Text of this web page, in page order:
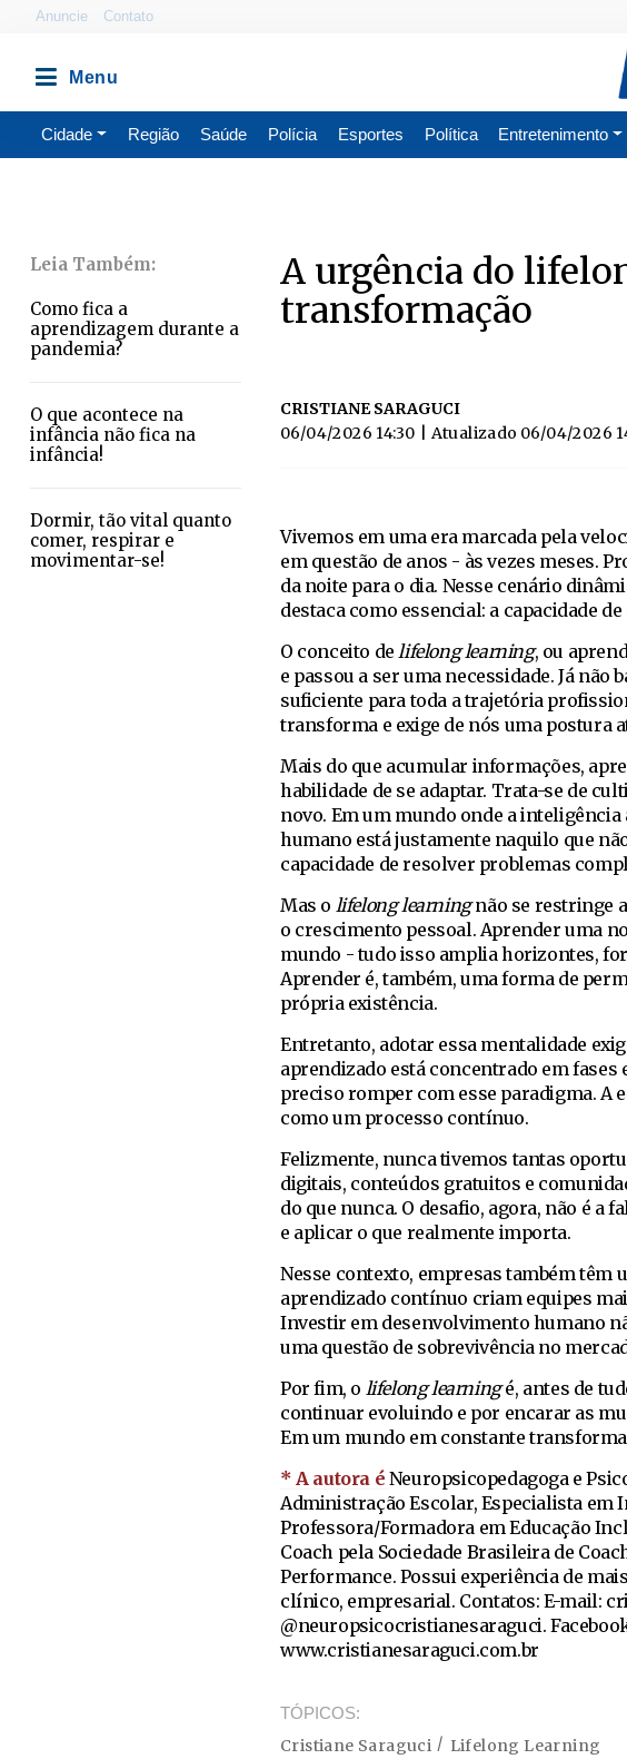
Anuncie Contato
Cidade Região Saúde Polícia Esportes Política Entretenimento
Como fica a
aprendizagem durante a
pandemia?
O que acontece na
infância não fica na
infância!
Dormir, tão vital quanto
comer, respirar e
movimentar-se!
A urgência do
transformação
CRISTIANE SARAGUCI
06/04/2026 14:30
| Atualizado 06/04/2026
Vivemos em uma era marcada pela
em questão de anos - às vezes meses.
da noite para o dia. Nesse cenário
destaca como essencial: a capacidade
O conceito delifelong learning, ou
e passou a ser uma necessidade. Já
suficiente para toda a trajetória
transforma e exige de nós uma postura
Mais do que acumular informações,
habilidade de se adaptar. Trata-se de
novo. Em um mundo onde a
humano está justamente naquilo que
capacidade de resolver problemas
Mas o lifelong learningnão se restringe
o crescimento pessoal. Aprender uma
mundo - tudo isso amplia horizontes,
Aprender é, também, uma forma de
própria existência.
Entretanto, adotar essa mentalidade
aprendizado está concentrado em
preciso romper com esse paradigma. A
como um processo contínuo.
Felizmente, nunca tivemos tantas
digitais, conteúdos gratuitos e
do que nunca. O desafio, agora, não é a
e aplicar o que realmente importa.
Nesse contexto, empresas também têm
aprendizado contínuo criam equipes
Investir em desenvolvimento humano
uma questão de sobrevivência no
Por fim, o lifelong learningé, antes de
continuar evoluindo e por encarar as
Em um mundo em constante
* A autora é Neuropsicopedagoga e
Administração Escolar, Especialista em
Professora/Formadora em Educação
Coach pela Sociedade Brasileira de
Performance. Possui experiência de
clínico, empresarial. Contatos: E-mail:
@neuropsicocristianesaraguci.
www.cristianesaraguci.com.br
TÓPICOS
Cristiane Saraguci Lifelong Learning